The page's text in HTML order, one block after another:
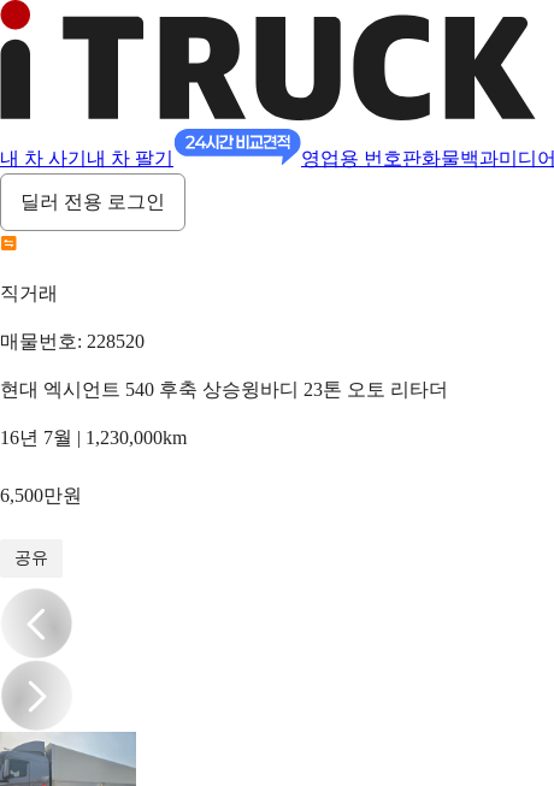
내 차 사기 내 차 팔기 영업용 번호판화물백과미디어
딜러 전용 로그인
직거래
매물번호: 228520
현대 엑시언트 540 후축 상승윙바디 23톤 오토 리타더
16년 7월 | 1,230,000km
6,500만원
공유
/7